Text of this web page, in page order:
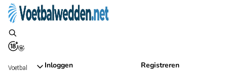
Inloggen Registreren
Voetbal